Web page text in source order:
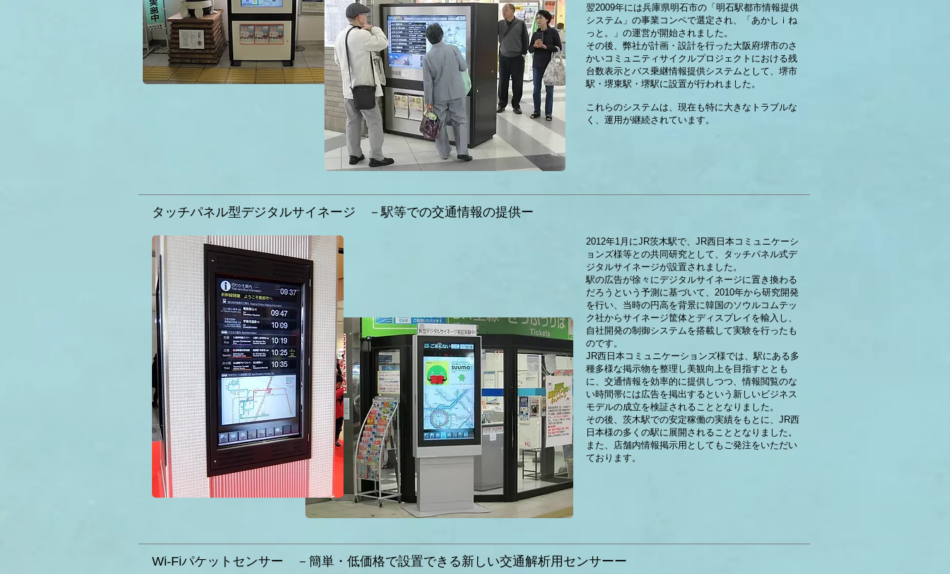
翌2009年には兵庫県明石市の「明石駅都市情報提供
システム」の事業コンペで選定され、「あかしｉね
っと。」の運営が開始されました。
その後、弊社が計画・設計を行った大阪府堺市のさ
かいコミュニティサイクルプロジェクトにおける残
台数表示とバス乗継情報提供システムとして、堺市
駅・堺東駅・堺駅に設置が行われました。
これらのシステムは、現在も特に大きなトラブルな
く、運用が継続されています。
タッチパネル型デジタルサイネージ －駅等での交通情報の提供ー
2012年1月にJR茨木駅で、JR西日本コミュニケーシ
ョンズ様等との共同研究として、タッチパネル式デ
ジタルサイネージが設置されました。
駅の広告が徐々にデジタルサイネージに置き換わる
だろうという予測に基づいて、2010年から研究開発
を行い、当時の円高を背景に韓国のソウルコムテッ
ク社からサイネージ筐体とディスプレイを輸入し、
自社開発の制御システムを搭載して実験を行ったも
のです。
JR西日本コミュニケーションズ様では、駅にある多
種多様な掲示物を整理し美観向上を目指すととも
に、交通情報を効率的に提供しつつ、情報閲覧のな
い時間帯には広告を掲出するという新しいビジネス
モデルの成立を検証されることとなりました。
その後、茨木駅での安定稼働の実績をもとに、JR西
日本様の多くの駅に展開されることとなりました。
また、店舗内情報掲示用としてもご発注をいただい
ております。
Wi-Fiパケットセンサー －簡単・低価格で設置できる新しい交通解析用センサーー